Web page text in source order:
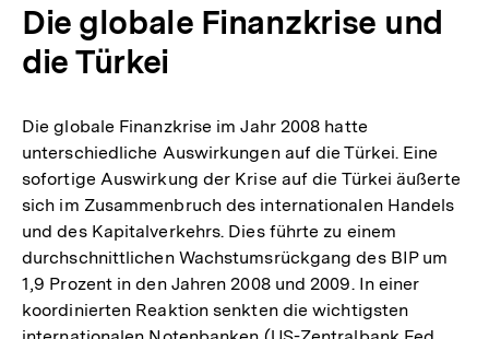
Die globale Finanzkrise und
die Türkei
Die globale Finanzkrise im Jahr 2008 hatte
unterschiedliche Auswirkungen auf die Türkei. Eine
sofortige Auswirkung der Krise auf die Türkei äußerte
sich im Zusammenbruch des internationalen Handels
und des Kapitalverkehrs. Dies führte zu einem
durchschnittlichen Wachstumsrückgang des BIP um
1,9 Prozent in den Jahren 2008 und 2009. In einer
koordinierten Reaktion senkten die wichtigsten